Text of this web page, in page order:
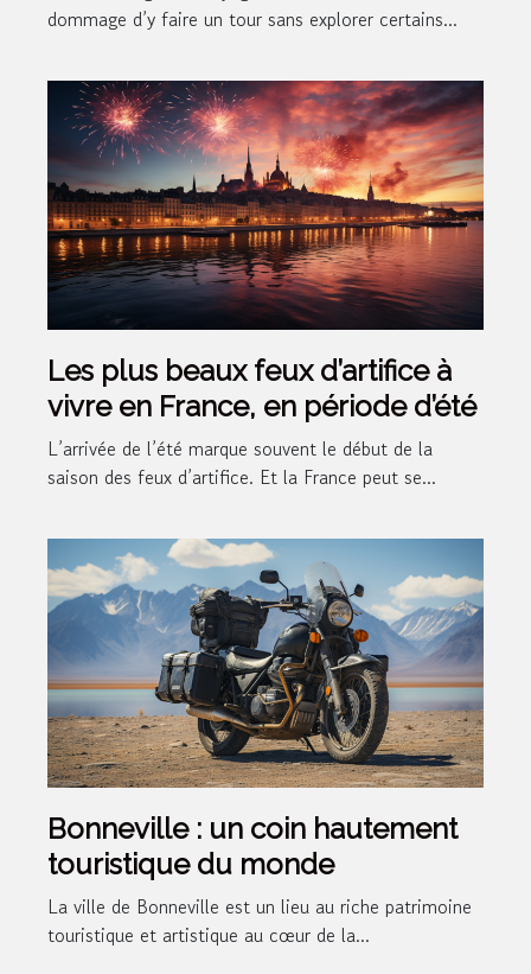
dommage d’y faire un tour sans explorer certains...
Les plus beaux feux d’artifice à
vivre en France, en période d’été
L’arrivée de l’été marque souvent le début de la
saison des feux d’artifice. Et la France peut se...
Bonneville : un coin hautement
touristique du monde
La ville de Bonneville est un lieu au riche patrimoine
touristique et artistique au cœur de la...